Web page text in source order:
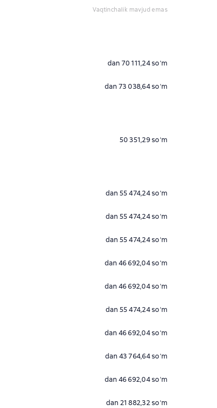
vaqtinchalik mavjud emas
dan 70 111,24 soʻm
dan 73 038,64 soʻm
50 351,29 soʻm
dan 55 474,24 soʻm
dan 55 474,24 soʻm
dan 55 474,24 soʻm
dan 46 692,04 soʻm
dan 46 692,04 soʻm
dan 55 474,24 soʻm
dan 46 692,04 soʻm
dan 43 764,64 soʻm
dan 46 692,04 soʻm
dan 21 882,32 soʻm